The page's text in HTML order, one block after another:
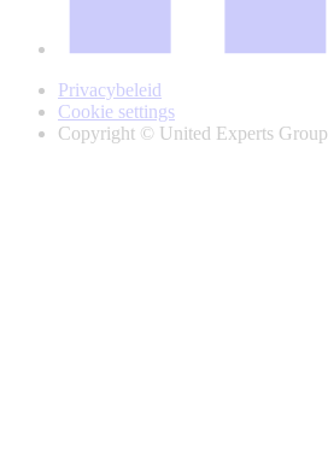
Privacybeleid
Cookie settings
Copyright © United Experts Group